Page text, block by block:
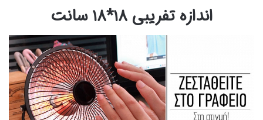
اندازه تفریبی ۱۸*۱۸ سانت